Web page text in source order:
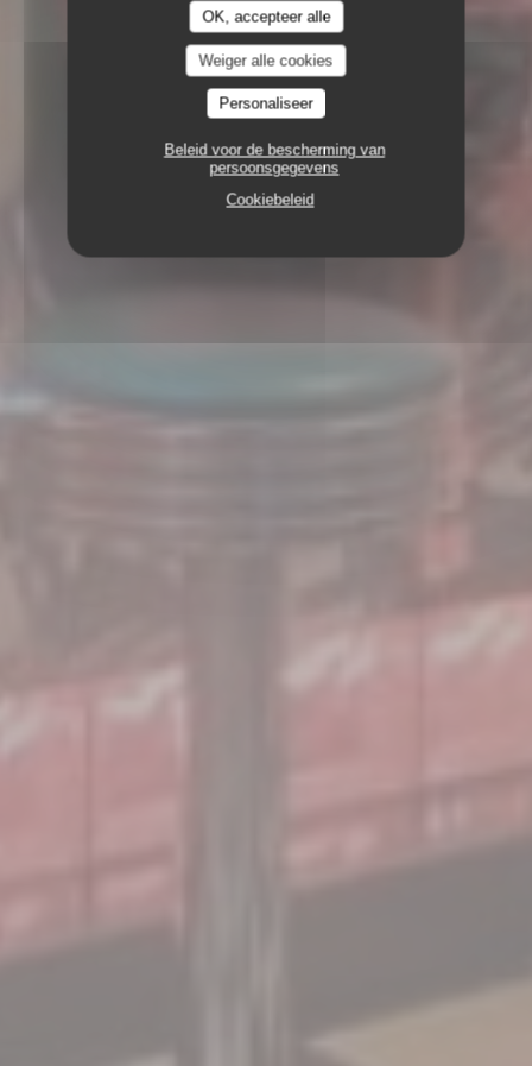
OK, accepteer alle
Weiger alle cookies
Personaliseer
Beleid voor de bescherming van
persoonsgegevens
Cookiebeleid